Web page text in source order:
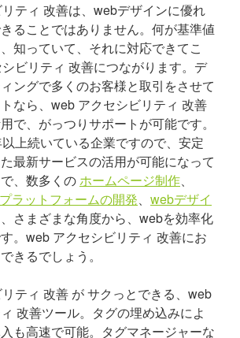
ティ 改善は、webデザインに優れ
ることではありません。何が基準値
知っていて、それに対応できてこ
ビリティ 改善につながります。デ
ングで多くのお客様と取引をさせて
なら、web アクセシビリティ 改善
で、がっつりサポートが可能です。
上続いている企業ですので、安定
最新サービスの活用が可能になって
、数多くのホームページ制作、
プラットフォームの開発、 webデザイ
さまざまな角度から、webを効率化
。web アクセシビリティ 改善にお
きるでしょう。
ティ 改善 が サクっとできる、web
改善ツール。タグの埋め込みによ
も高速で可能。タグマネージャーな